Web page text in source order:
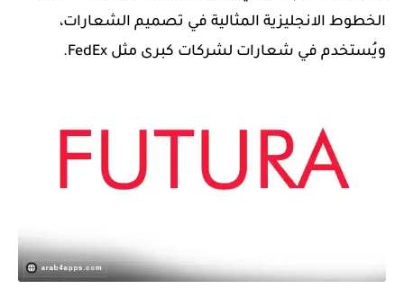
الخطوط الانجليزية المثالية في تصميم الشعارات،
ويُستخدم في شعارات لشركات كبرى مثل FedEx.